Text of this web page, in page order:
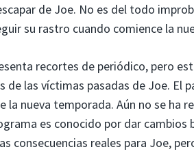
de Joe. No es del todo
su rastro cuando comience la
recortes de periódico, pero
de las víctimas pasadas de Joe. El
la nueva temporada. Aún no se ha
es conocido por dar
consecuencias reales para Joe,